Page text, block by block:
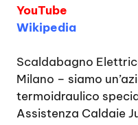
YouTube
Wikipedia
Scaldabagno
Milano – siamo
termoidraulico
Assistenza Caldaie